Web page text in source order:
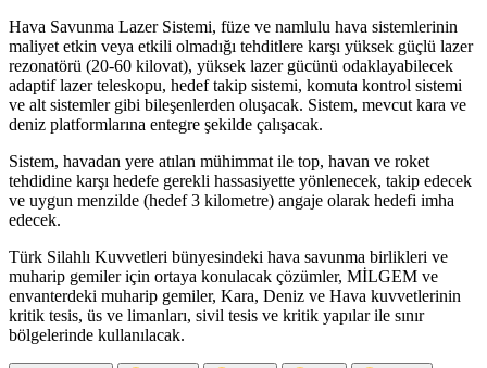
Hava Savunma Lazer Sistemi, füze ve namlulu hava sistemlerinin
maliyet etkin veya etkili olmadığı tehditlere karşı yüksek güçlü lazer
rezonatörü (20-60 kilovat), yüksek lazer gücünü odaklayabilecek
adaptif lazer teleskopu, hedef takip sistemi, komuta kontrol sistemi
ve alt sistemler gibi bileşenlerden oluşacak. Sistem, mevcut kara ve
deniz platformlarına entegre şekilde çalışacak.
Sistem, havadan yere atılan mühimmat ile top, havan ve roket
tehdidine karşı hedefe gerekli hassasiyette yönlenecek, takip edecek
ve uygun menzilde (hedef 3 kilometre) angaje olarak hedefi imha
edecek.
Türk Silahlı Kuvvetleri bünyesindeki hava savunma birlikleri ve
muharip gemiler için ortaya konulacak çözümler, MİLGEM ve
envanterdeki muharip gemiler, Kara, Deniz ve Hava kuvvetlerinin
kritik tesis, üs ve limanları, sivil tesis ve kritik yapılar ile sınır
bölgelerinde kullanılacak.